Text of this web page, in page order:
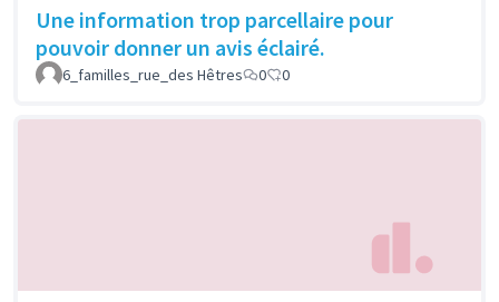
Une information trop parcellaire pour
pouvoir donner un avis éclairé.
6_familles_rue_des Hêtres 0 0